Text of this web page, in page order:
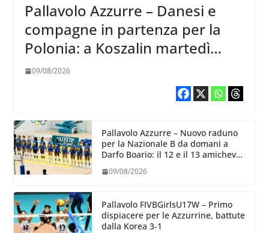
Pallavolo Azzurre – Danesi e
compagne in partenza per la
Polonia: a Koszalin martedì
giocano contro la Francia
09/08/2026
Pallavolo Azzurre – Nuovo raduno
per la Nazionale B da domani a
Darfo Boario: il 12 e il 13 amichevoli
09/08/2026
Pallavolo FIVBGirlsU17W – Primo
dispiacere per le Azzurrine, battute
dalla Korea 3-1